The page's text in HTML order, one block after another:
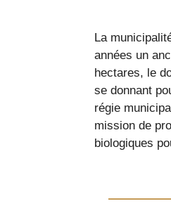
La
années un
hectares, le
se donnant
régie
mission de
biologiques